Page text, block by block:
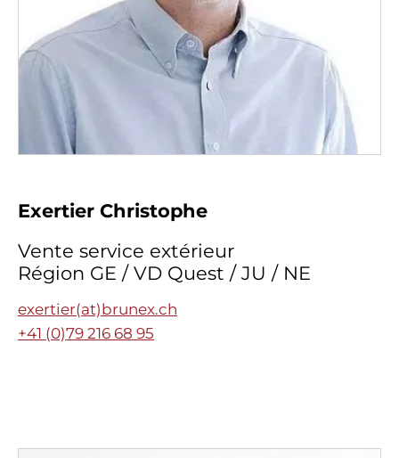
Exertier Christophe
Vente service extérieur
Région GE / VD Quest / JU / NE
exertier(at)brunex.ch
+41 (0)79 216 68 95